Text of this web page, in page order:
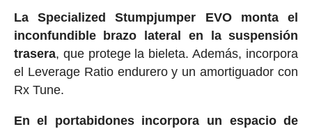
La Specialized Stumpjumper EVO monta el
inconfundible brazo lateral en la suspensión
trasera, que protege la bieleta. Además, incorpora
el Leverage Ratio endurero y un amortiguador con
Rx Tune.
En el portabidones incorpora un espacio de